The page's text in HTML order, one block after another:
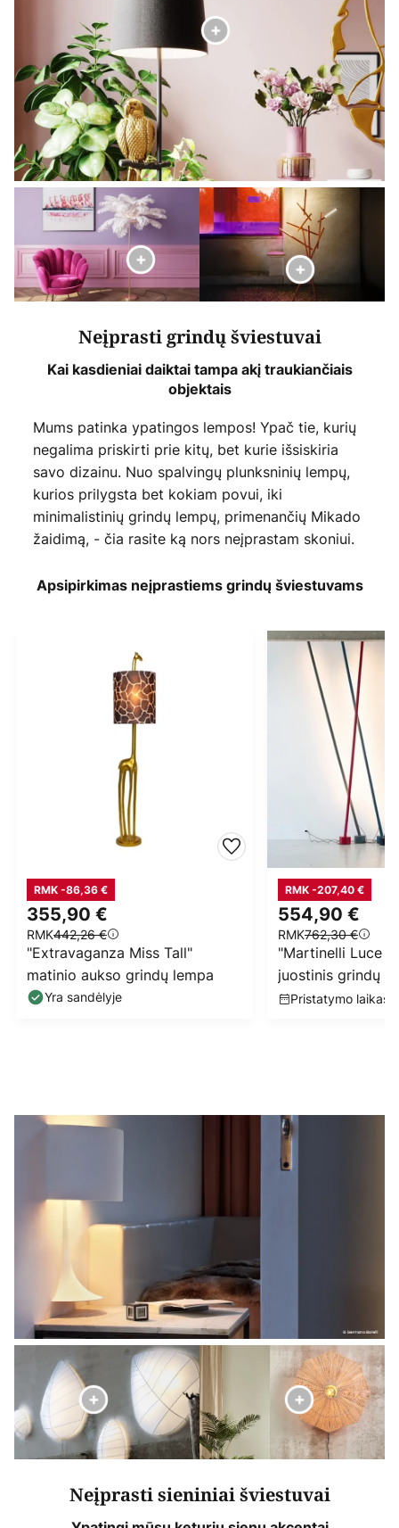
Neįprasti grindų šviestuvai
Kai kasdieniai daiktai tampa akį traukiančiais
objektais
Mums patinka ypatingos lempos! Ypač tie, kurių
negalima priskirti prie kitų, bet kurie išsiskiria
savo dizainu. Nuo spalvingų plunksninių lempų,
kurios prilygsta bet kokiam povui, iki
minimalistinių grindų lempų, primenančių Mikado
žaidimą, - čia rasite ką nors neįprastam skoniui.
Apsipirkimas neįprastiems grindų šviestuvams
355,90 €
RMK442,26 €
RMK -86,36 €
"Extravaganza Miss Tall"
matinio aukso grindų lempa
Yra sandėlyje
554,90 €
RMK762,30 €
RMK -207,40 €
"Martinelli Luce
juostinis grindų
šviesiai mėlynas
Pristatymo laikas:
Neįprasti sieniniai šviestuvai